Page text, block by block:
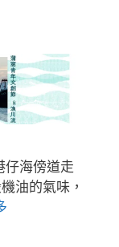
仔海傍道走
油的氣味，